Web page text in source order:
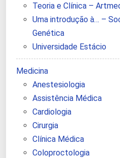
Teoria e Clínica –
Uma introdução à… –
Genética
Universidade Estácio
Medicina
Anestesiologia
Assistência Médica
Cardiologia
Cirurgia
Clínica Médica
Coloproctologia